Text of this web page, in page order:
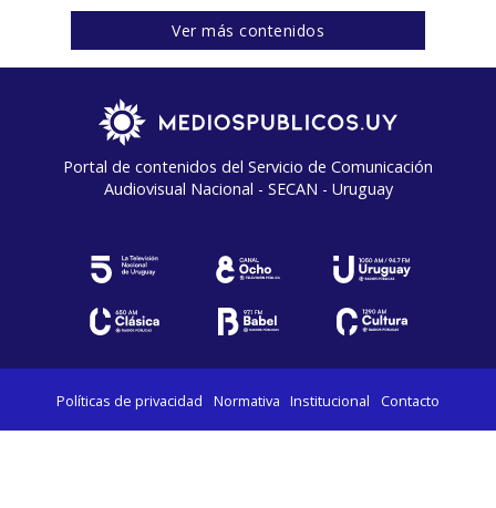
Ver más contenidos
Portal de contenidos del Servicio de Comunicación
Audiovisual Nacional - SECAN - Uruguay
Políticas de privacidad Normativa Institucional Contacto